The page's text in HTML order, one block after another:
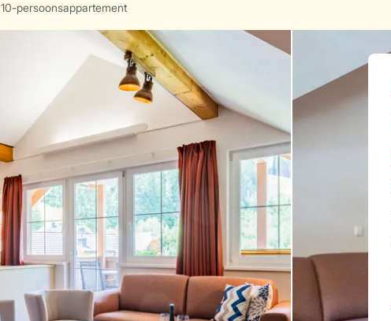
10-persoonsappartement